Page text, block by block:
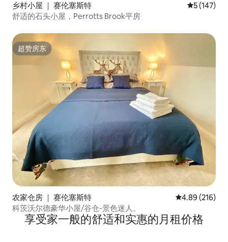
乡村小屋 ｜ 赛伦塞斯特 平均评分 5
5 (147)
舒适的石头小屋，Perrotts Brook平房
超赞房东
超赞房东
农家仓房 ｜ 赛伦塞斯特 平均评分 4.89
4.89 (216)
科茨沃尔德豪华小屋/谷仓-景色迷人。
享受家一般的舒适和实惠的月租价格